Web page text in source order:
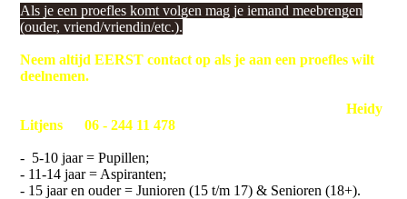
Als je een proefles komt volgen mag je iemand meebrengen
(ouder, vriend/vriendin/etc.).
Neem altijd EERST contact op als je aan een proefles wilt
deelnemen.
Je kunt telefonisch contact opnemen met de hoofdtrainerHeidy
Litjens op06 - 244 11 478
- 5-10 jaar = Pupillen;
- 11-14 jaar = Aspiranten;
- 15 jaar en ouder = Junioren (15 t/m 17) & Senioren (18+).